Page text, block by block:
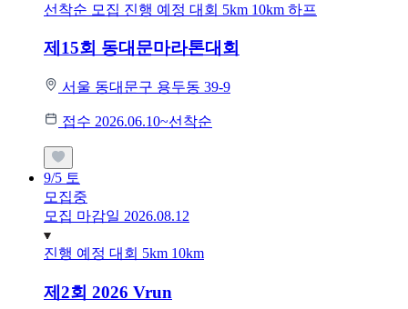
선착순 모집 진행 예정 대회 5km 10km 하프
제15회 동대문마라톤대회
서울 동대문구 용두동 39-9
접수 2026.06.10~선착순
9/5 토
모집중
모집 마감일 2026.08.12
진행 예정 대회 5km 10km
제2회 2026 Vrun